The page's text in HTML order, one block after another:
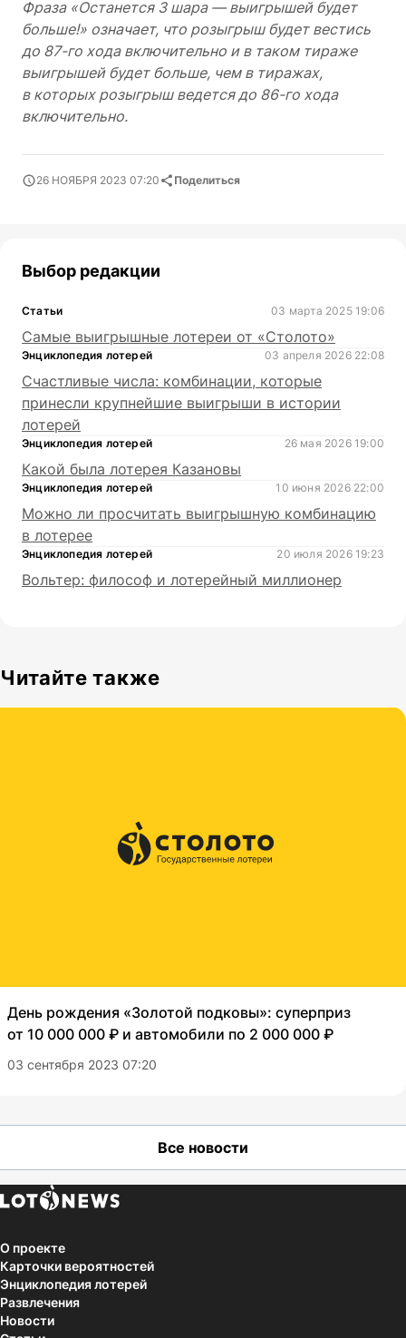
Фраза «Останется 3 шара — выигрышей будет
больше!» означает, что розыгрыш будет вестись
до 87-го хода включительно и в таком тираже
выигрышей будет больше, чем в тиражах,
в которых розыгрыш ведется до 86-го хода
включительно.
26 НОЯБРЯ 2023 07:20 Поделиться
Выбор редакции
Статьи 03 марта 2025 19:06
Самые выигрышные лотереи от «Столото»
Энциклопедия лотерей 03 апреля 2026 22:08
Счастливые числа: комбинации, которые
принесли крупнейшие выигрыши в истории
лотерей
Энциклопедия лотерей 26 мая 2026 19:00
Какой была лотерея Казановы
Энциклопедия лотерей 10 июня 2026 22:00
Можно ли просчитать выигрышную комбинацию
в лотерее
Энциклопедия лотерей 20 июля 2026 19:23
Вольтер: философ и лотерейный миллионер
Читайте также
День рождения «Золотой подковы»: суперприз
от 10 000 000 ₽ и автомобили по 2 000 000 ₽
03 сентября 2023 07:20
Все новости
О проекте
Карточки вероятностей
Энциклопедия лотерей
Развлечения
Новости